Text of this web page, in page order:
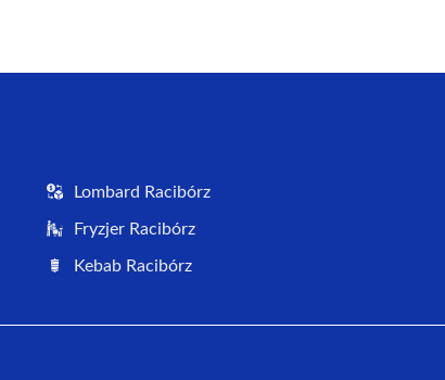
Lombard Racibórz
Fryzjer Racibórz
Kebab Racibórz